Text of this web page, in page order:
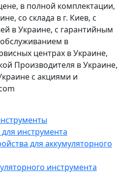
в полной комплектации,
со склада в г. Киев, с
в Украине, с гарантийным
в
центрах в Украине,
Производителя в Украине,
с акциями и
инструмента
для аккумуляторного
инструмента